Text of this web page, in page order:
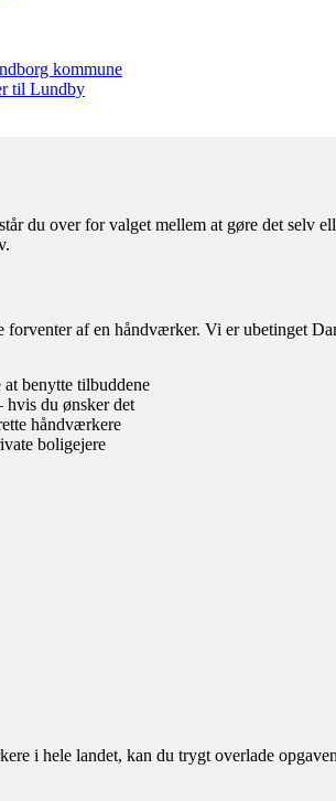
kommune
til Lundby
du over for valget mellem at gøre det selv
af en håndværker. Vi er ubetinget
benytte tilbuddene
du ønsker det
håndværkere
boligejere
i hele landet, kan du trygt overlade